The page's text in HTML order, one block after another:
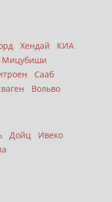
Хендай
КИА
Мицубиши
Сааб
Вольво
Дойц
Ивеко